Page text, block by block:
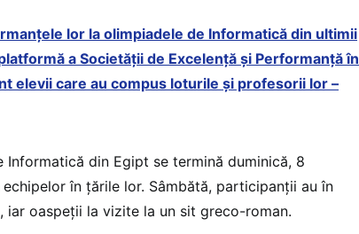
lor la olimpiadele de Informatică din ultimii
a Societății de Excelență și Performanță în
elevii care au compus loturile și profesorii lor –
Informatică din Egipt se termină duminică, 8
în țările lor. Sâmbătă, participanții au în
oaspeții la vizite la un sit greco-roman.